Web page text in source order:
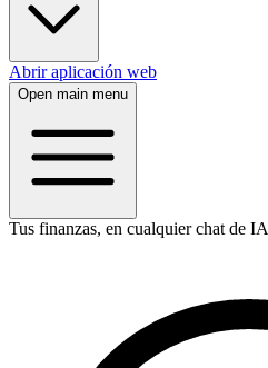
Abrir aplicación web
Open main menu
Tus finanzas, en cualquier chat de IA